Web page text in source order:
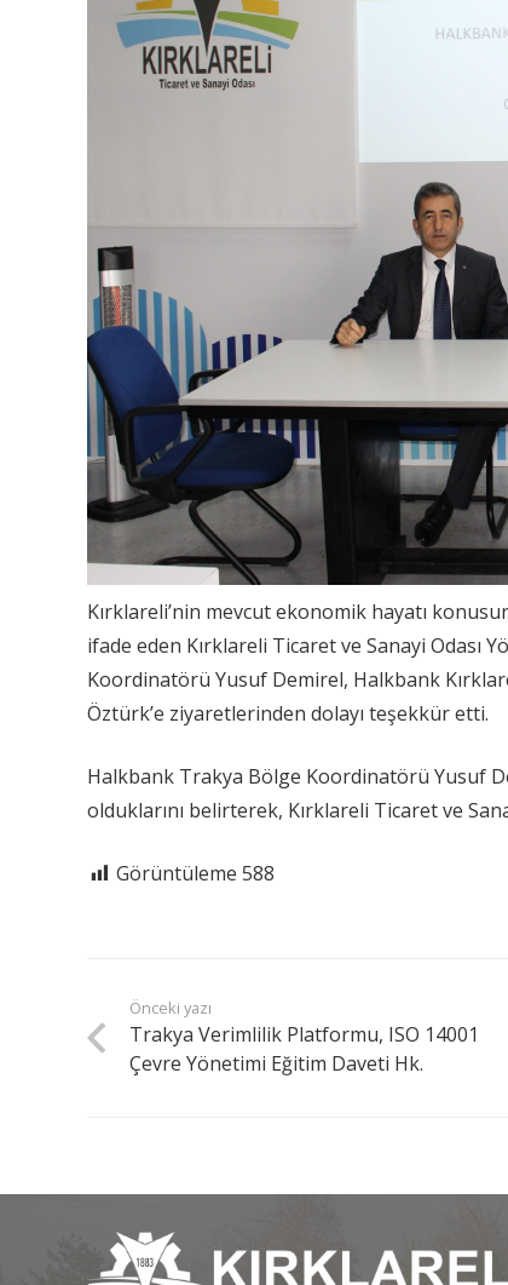
Kırklareli’nin mevcut ekonomik hayatı
ifade eden Kırklareli Ticaret ve Sanayi Odası
Koordinatörü Yusuf Demirel, Halkbank
Öztürk’e ziyaretlerinden dolayı teşekkür etti.
Halkbank Trakya Bölge Koordinatörü Yusuf
olduklarını belirterek, Kırklareli Ticaret ve
Görüntüleme 588
Önceki yazı
Trakya Verimlilik Platformu, ISO 14001
Çevre Yönetimi Eğitim Daveti Hk.